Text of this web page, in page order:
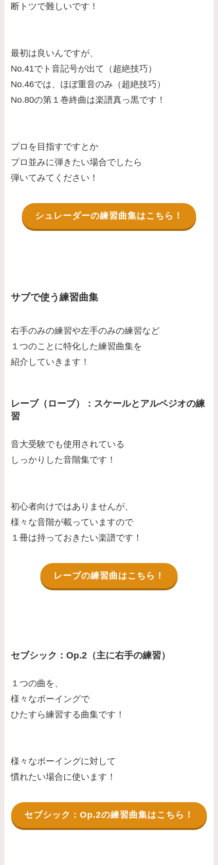
断トツで難しいです！
最初は良いんですが、
No.41でト音記号が出て（超絶技巧）
No.46では、ほぼ重音のみ（超絶技巧）
No.80の第１巻終曲は楽譜真っ黒です！
プロを目指すですとか
プロ並みに弾きたい場合でしたら
弾いてみてください！
シュレーダーの練習曲集はこちら！
サブで使う練習曲集
右手のみの練習や左手のみの練習など
１つのことに特化した練習曲集を
紹介していきます！
レーブ（ローブ）：スケールとアルペジオの練
習
音大受験でも使用されている
しっかりした音階集です！
初心者向けではありませんが、
様々な音階が載っていますので
１冊は持っておきたい楽譜です！
レーブの練習曲はこちら！
セブシック：Op.2（主に右手の練習）
１つの曲を、
様々なボーイングで
ひたすら練習する曲集です！
様々なボーイングに対して
慣れたい場合に使います！
セブシック：Op.2の練習曲集はこちら！